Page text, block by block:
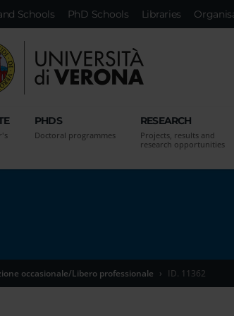
Schools PhD Schools Libraries
PHDS
Doctoral programmes
RESEARCH
Projects, results and
research opportunities
occasionale/Libero professionale ID. 11362